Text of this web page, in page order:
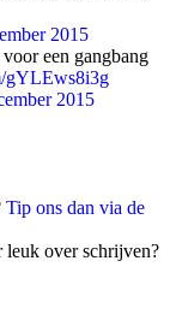
2015
een gangbang
gYLEws8i3g
2015
Tip ons dan via de
leuk over schrijven?